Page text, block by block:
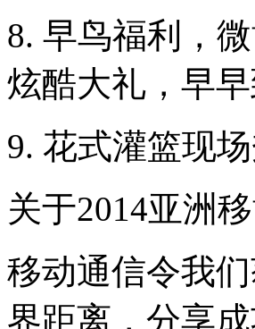
8. 早鸟福利，
炫酷大礼，早
9. 花式灌篮现
关于2014亚洲移
移动通信令我
界距离，分享